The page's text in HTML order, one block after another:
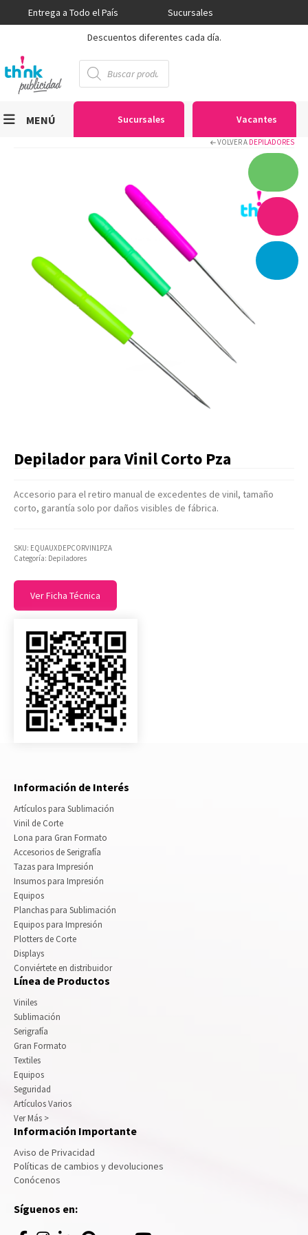
Entrega a Todo el País
Sucursales
Descuentos diferentes cada día.
Búsqueda
de
productos
Sucursales Vacantes
MENÚ
Serigrafía
Gran Formato
Textiles
Equipos
Seguridad
Artículos Varios
Catálogos
Facturación
Listas de Precios
VOLVER A DEPILADORES
Depilador para Vinil Corto Pza
Accesorio para el retiro manual de excedentes de vinil, tamaño
corto, garantía solo por daños visibles de fábrica.
SKU: EQUAUXDEPCORVIN1PZA
Categoría: Depiladores
Ver Ficha Técnica
Información de Interés
Artículos para Sublimación
Vinil de Corte
Lona para Gran Formato
Accesorios de Serigrafía
Tazas para Impresión
Insumos para Impresión
Equipos
Planchas para Sublimación
Equipos para Impresión
Plotters de Corte
Displays
Conviértete en distribuidor
Línea de Productos
Viniles
Sublimación
Serigrafía
Gran Formato
Textiles
Equipos
Seguridad
Artículos Varios
Ver Más >
Información Importante
Aviso de Privacidad
Políticas de cambios y devoluciones
Conócenos
Síguenos en: